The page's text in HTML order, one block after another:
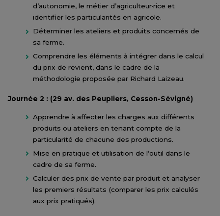
d’autonomie, le métier d’agriculteur·rice et
identifier les particularités en agricole.
Déterminer les ateliers et produits concernés de
sa ferme.
Comprendre les éléments à intégrer dans le calcul
du prix de revient, dans le cadre de la
méthodologie proposée par Richard Laizeau.
Journée 2 : (29 av. des Peupliers, Cesson-Sévigné)
Apprendre à affecter les charges aux différents
produits ou ateliers en tenant compte de la
particularité de chacune des productions.
Mise en pratique et utilisation de l’outil dans le
cadre de sa ferme.
Calculer des prix de vente par produit et analyser
les premiers résultats (comparer les prix calculés
aux prix pratiqués).